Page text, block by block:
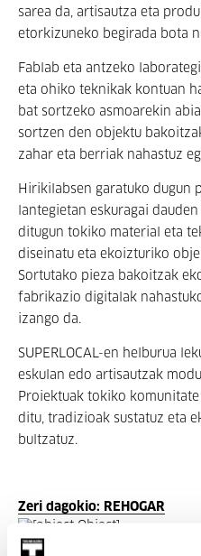
sarea da, artisautza eta
etorkizuneko begirada bota
Fablab eta antzeko
eta ohiko teknikak kontuan
bat sortzeko asmoarekin
sortzen den objektu
zahar eta berriak nahastuz
Hirikilabsen garatuko dugun
lantegietan eskuragai
ditugun tokiko material eta
diseinatu eta ekoizturiko
Sortutako pieza bakoitzak
fabrikazio digitalak
izango da.
SUPERLOCAL-en helburua
eskulan edo artisautzak
Proiektuak tokiko
ditu, tradizioak sustatuz eta
bultzatuz.
Zeri dagokio: REHOGAR